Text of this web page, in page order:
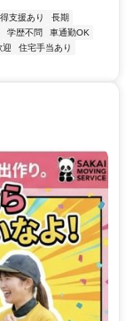
支援あり
長期
学歴不問
車通勤OK
迎
住宅手当あり